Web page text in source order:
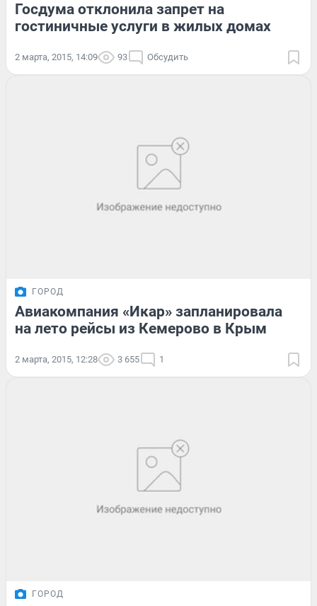
Госдума отклонила запрет на
гостиничные услуги в жилых домах
2 марта, 2015, 14:09 93 Обсудить
ГОРОД
Авиакомпания «Икар» запланировала
на лето рейсы из Кемерово в Крым
2 марта, 2015, 12:28 3 655 1
ГОРОД